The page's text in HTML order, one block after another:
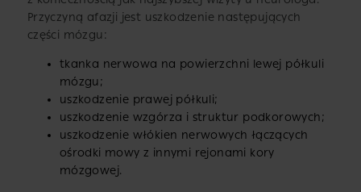
Przyczyną afazji jest uszkodzenie następujących
części mózgu:
tkanka nerwowa na powierzchni lewej półkuli
mózgu;
uszkodzenie prawej półkuli;
uszkodzenie wzgórza i struktur podkorowych;
uszkodzenie włókien nerwowych łączących
ośrodki mowy z innymi rejonami kory
mózgowej.